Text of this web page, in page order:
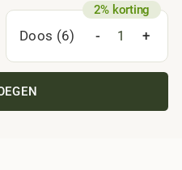
Doos (6) - +